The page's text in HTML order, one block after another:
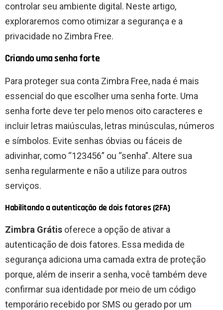
controlar seu ambiente digital. Neste artigo,
exploraremos como otimizar a segurança e a
privacidade no Zimbra Free.
Criando uma senha forte
Para proteger sua conta Zimbra Free, nada é mais
essencial do que escolher uma senha forte. Uma
senha forte deve ter pelo menos oito caracteres e
incluir letras maiúsculas, letras minúsculas, números
e símbolos. Evite senhas óbvias ou fáceis de
adivinhar, como “123456” ou “senha”. Altere sua
senha regularmente e não a utilize para outros
serviços.
Habilitando a autenticação de dois fatores (2FA)
Zimbra Grátis oferece a opção de ativar a
autenticação de dois fatores. Essa medida de
segurança adiciona uma camada extra de proteção
porque, além de inserir a senha, você também deve
confirmar sua identidade por meio de um código
temporário recebido por SMS ou gerado por um